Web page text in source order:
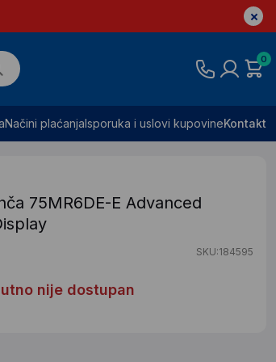
0
Načini plaćanjaIsporuka i uslovi kupovineKontakt
75MR6DE-E Advanced
SKU:184595
nije dostupan